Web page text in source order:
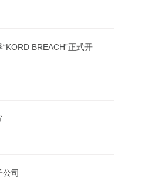
BREACH”正式开
司